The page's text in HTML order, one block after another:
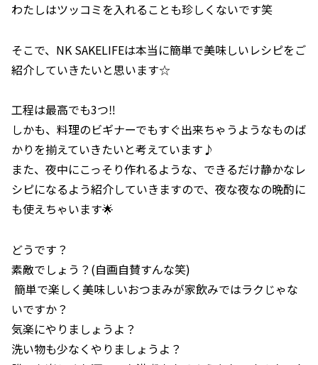
わたしはツッコミを入れることも珍しくないです笑
そこで、NK SAKELIFEは本当に簡単で美味しいレシピをご
紹介していきたいと思います☆
工程は最高でも3つ‼️
しかも、料理のビギナーでもすぐ出来ちゃうようなものば
かりを揃えていきたいと考えています♪
また、夜中にこっそり作れるような、できるだけ静かなレ
シピになるよう紹介していきますので、夜な夜なの晩酌に
も使えちゃいます🌟
どうです？
素敵でしょう？(自画自賛すんな笑)
簡単で楽しく美味しいおつまみが家飲みではラクじゃな
いですか？
気楽にやりましょうよ？
洗い物も少なくやりましょうよ？